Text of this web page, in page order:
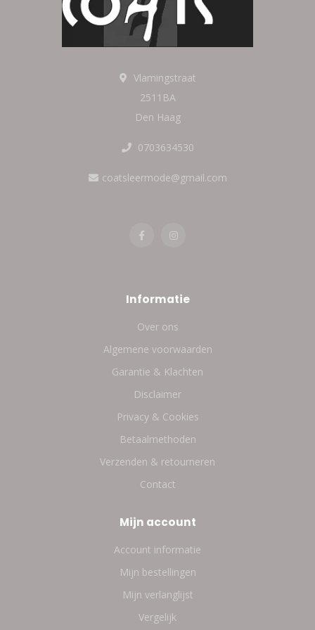
Vlamingstraat
2511BA
Den Haag
0703634530
coatsleermode@gmail.com
Informatie
Over ons
Algemene voorwaarden
Garantie & Klachten
Disclaimer
Privacy & Cookies
Betaalmethoden
Verzenden & retourneren
Contact
Mijn account
Account informatie
Mijn bestellingen
Mijn verlanglijst
Vergelijk